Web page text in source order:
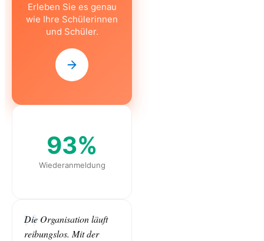
Erleben Sie es genau
wie Ihre Schülerinnen
und Schüler.
93%
Wiederanmeldung
Die Organisation läuft
reibungslos. Mit der